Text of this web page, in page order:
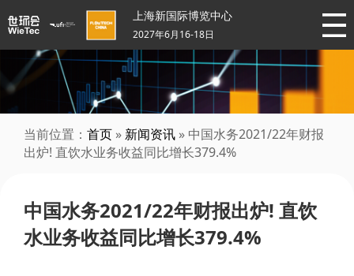
上海新国际博览中心
2027年6月16-18日
当前位置： 首页 » 新闻资讯 » 中国水务2021/22年财报
出炉! 直饮水业务收益同比增长379.4%
中国水务2021/22年财报出炉! 直饮
水业务收益同比增长379.4%